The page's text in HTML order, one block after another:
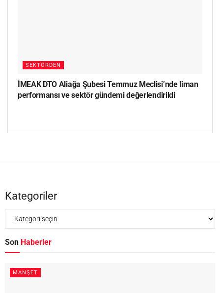
SEKTÖRDEN
İMEAK DTO Aliağa Şubesi Temmuz Meclisi’nde liman
performansı ve sektör gündemi değerlendirildi
Kategoriler
Son Haberler
MANŞET